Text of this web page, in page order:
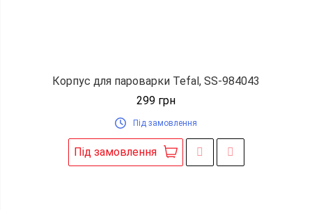
Корпус для пароварки Tefal, SS-984043
299 грн
Під замовлення
Під замовлення